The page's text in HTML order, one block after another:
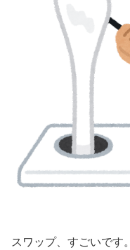
スワップ、すごいです。